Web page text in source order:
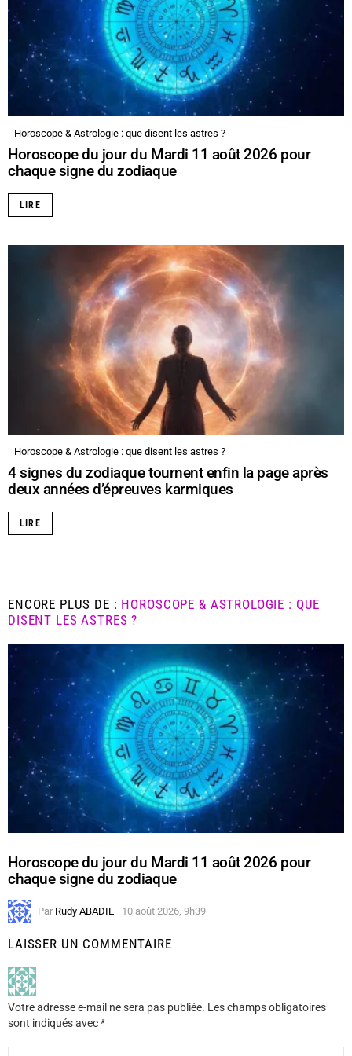
Horoscope & Astrologie : que disent les astres ?
Horoscope du jour du Mardi 11 août 2026 pour
chaque signe du zodiaque
LIRE
Horoscope & Astrologie : que disent les astres ?
4 signes du zodiaque tournent enfin la page après
deux années d’épreuves karmiques
LIRE
ENCORE PLUS DE : HOROSCOPE & ASTROLOGIE : QUE
DISENT LES ASTRES ?
Horoscope du jour du Mardi 11 août 2026 pour
chaque signe du zodiaque
Par Rudy ABADIE 10 août 2026, 9h39
LAISSER UN COMMENTAIRE
Votre adresse e-mail ne sera pas publiée. Les champs obligatoires
sont indiqués avec*